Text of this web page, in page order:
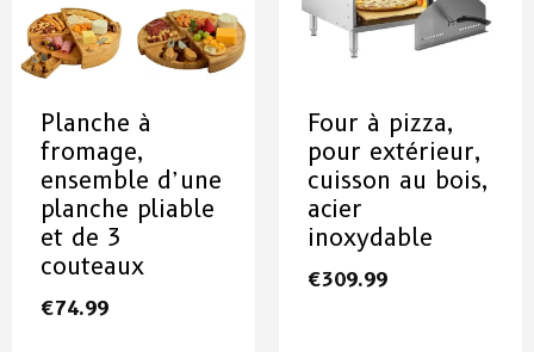
Planche à
fromage,
ensemble d’une
planche pliable
et de 3
couteaux
€74.99
Four à pizza,
pour extérieur,
cuisson au bois,
acier
inoxydable
€309.99